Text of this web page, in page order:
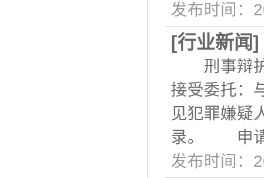
发布时间：
[行业新闻]
刑事辩
接受委托：
见犯罪嫌疑
录。 申请
发布时间：